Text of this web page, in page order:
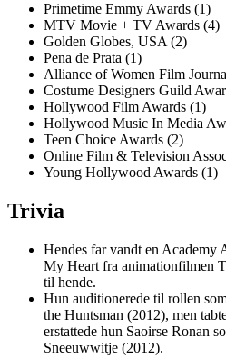
Primetime Emmy Awards (1)
MTV Movie + TV Awards (4)
Golden Globes, USA (2)
Pena de Prata (1)
Alliance of Women Film
Costume Designers Guild
Hollywood Film Awards (1)
Hollywood Music In Media
Teen Choice Awards (2)
Online Film & Television
Young Hollywood Awards (1)
Trivia
Hendes far vandt en Academy
My Heart fra animationfilmen
til hende.
Hun auditionerede til rollen
the Huntsman (2012), men
erstattede hun Saoirse Ronan
Sneeuwwitje (2012).